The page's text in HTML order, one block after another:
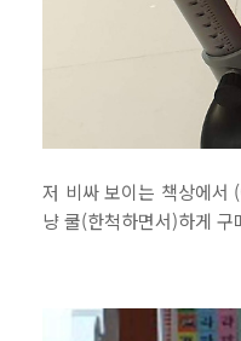
저 비싸 보이는 책상에서
냥 쿨(한척하면서)하게